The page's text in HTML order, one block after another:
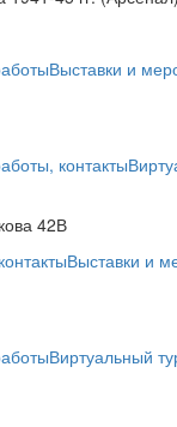
Выставки и
контакты
42В
Выставки и
Виртуальный